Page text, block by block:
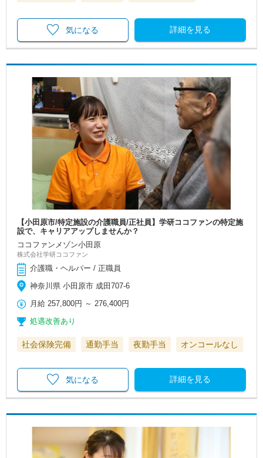
詳細を見る
気になる
【小田原市/特定施設の介護職員/正社員】学研ココファンの特定施
設で、キャリアアップしませんか？
ココファンメゾン小田原
株式会社学研ココファン
介護職・ヘルパー / 正職員
神奈川県 小田原市 成田707-6
月給 257,800円 ～ 276,400円
処遇改善あり
社会保険完備 通勤手当 夜勤手当 オンコールなし
詳細を見る
気になる